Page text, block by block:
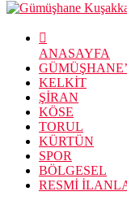
ANASAYFA
KELKİT
ŞİRAN
KÖSE
TORUL
KÜRTÜN
SPOR
BÖLGESEL
RESMİ